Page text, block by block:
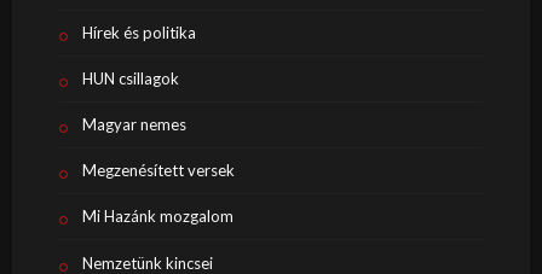
Hírek és politika
HUN csillagok
Magyar nemes
Megzenésített versek
Mi Hazánk mozgalom
Nemzetünk kincsei